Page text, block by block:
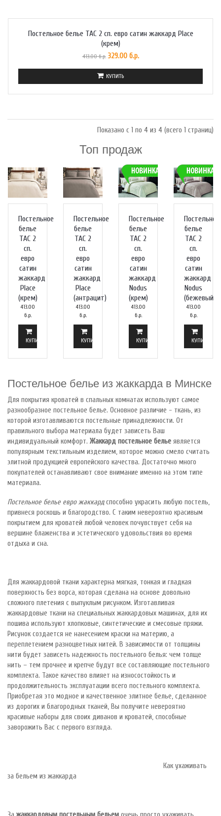
Постельное белье TAC 2 сп. евро сатин жаккард Place
(крем)
413.00 б.р. 329.00 б.р.
КУПИТЬ
Показано с 1 по 4 из 4 (всего 1 страниц)
Топ продаж
Постельное
белье
TAC 2
сп.
евро
сатин
жаккард
Place
(крем)
413.00
б.р.
КУПИТЬ
Постельное
белье
TAC 2
сп.
евро
сатин
жаккард
Place
(антрацит)
413.00
б.р.
КУПИТЬ
Постельное
белье
TAC 2
сп.
евро
сатин
жаккард
Nodus
(крем)
413.00
б.р.
КУПИТЬ
Постельное
белье
TAC 2
сп.
евро
сатин
жаккард
Nodus
(бежевый)
413.00
б.р.
КУПИТЬ
Постельное белье из жаккарда в Минске
Для покрытия кроватей в спальных комнатах используют самое
разнообразное постельное белье. Основное различие - ткань, из
которой изготавливаются постельные принадлежности. От
правильного выбора материала будет зависеть Ваш
индивидуальный комфорт. Жаккард постельное белье является
популярным текстильным изделием, которое можно смело считать
элитной продукцией европейского качества. Достаточно много
покупателей останавливают свое внимание именно на этом типе
материала.
Постельное белье евро жаккардспособно украсить любую постель,
привнеся роскошь и благородство. С таким невероятно красивым
покрытием для кроватей любой человек почувствует себя на
вершине блаженства и эстетического удовольствия во время
отдыха и сна.
Для жаккардовой ткани характерна мягкая, тонкая и гладкая
поверхность без ворса, которая сделана на основе довольно
сложного плетения с выпуклым рисунком. Изготавливая
жаккардовые ткани на специальных жаккардовых машинах, для их
пошива используют хлопковые, синтетические и смесовые пряжи.
Рисунок создается не нанесением краски на материю, а
переплетением разноцветных нитей. В зависимости от толщины
нити будет зависеть надежность постельного белья: чем толще
нить – тем прочнее и крепче будут все составляющие постельного
комплекта. Такое качество влияет на износостойкость и
продолжительность эксплуатации всего постельного комплекта.
Приобретая это модное и качественное элитное белье, сделанное
из дорогих и благородных тканей, Вы получите невероятно
красивые наборы для своих диванов и кроватей, способные
заворожить Вас с первого взгляда.
Как ухаживать
за бельем из жаккарда